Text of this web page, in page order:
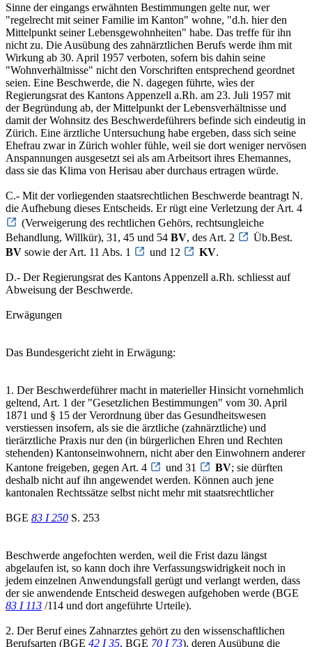
Sinne der eingangs erwähnten Bestimmungen gelte nur, wer
"regelrecht mit seiner Familie im Kanton" wohne, "d.h. hier den
Mittelpunkt seiner Lebensgewohnheiten" habe. Das treffe für ihn
nicht zu. Die Ausübung des zahnärztlichen Berufs werde ihm mit
Wirkung ab 30. April 1957 verboten, sofern bis dahin seine
"Wohnverhältnisse" nicht den Vorschriften entsprechend geordnet
seien. Eine Beschwerde, die N. dagegen führte, wìes der
Regierungsrat des Kantons Appenzell a.Rh. am 23. Juli 1957 mit
der Begründung ab, der Mittelpunkt der Lebensverhältnisse und
damit der Wohnsitz des Beschwerdeführers befinde sich eindeutig in
Zürich. Eine ärztliche Untersuchung habe ergeben, dass sich seine
Ehefrau zwar in Zürich wohler fühle, weil sie dort weniger nervösen
Anspannungen ausgesetzt sei als am Arbeitsort ihres Ehemannes,
dass sie das Klima von Herisau aber durchaus ertragen würde.
C.- Mit der vorliegenden staatsrechtlichen Beschwerde beantragt N.
die Aufhebung dieses Entscheids. Er rügt eine Verletzung der Art. 4
(Verweigerung des rechtlichen Gehörs, rechtsungleiche
Behandlung, Willkür), 31, 45 und 54 BV, des Art. 2
Üb.Best.
BV sowie der Art. 11 Abs. 1 und 12 KV.
D.- Der Regierungsrat des Kantons Appenzell a.Rh. schliesst auf
Abweisung der Beschwerde.
Erwägungen
Das Bundesgericht zieht in Erwägung:
1. Der Beschwerdeführer macht in materieller Hinsicht vornehmlich
geltend, Art. 1 der "Gesetzlichen Bestimmungen" vom 30. April
1871 und § 15 der Verordnung über das Gesundheitswesen
verstiessen insofern, als sie die ärztliche (zahnärztliche) und
tierärztliche Praxis nur den (in bürgerlichen Ehren und Rechten
stehenden) Kantonseinwohnern, nicht aber den Einwohnern anderer
Kantone freigeben, gegen Art. 4
und 31 BV; sie dürften
deshalb nicht auf ihn angewendet werden. Können auch jene
kantonalen Rechtssätze selbst nicht mehr mit staatsrechtlicher
BGE 83 I 250 S. 253
Beschwerde angefochten werden, weil die Frist dazu längst
abgelaufen ist, so kann doch ihre Verfassungswidrigkeit noch in
jedem einzelnen Anwendungsfall gerügt und verlangt werden, dass
der sie anwendende Entscheid deswegen aufgehoben werde (BGE
83 I 113 /114 und dort angeführte Urteile).
2. Der Beruf eines Zahnarztes gehört zu den wissenschaftlichen
Berufsarten (BGE 42 I 35, BGE 70 I 73), deren Ausübung die